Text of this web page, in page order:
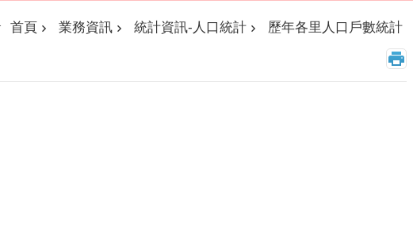
首頁 業務資訊 統計資訊-人口統計 歷年各里人口戶數統計